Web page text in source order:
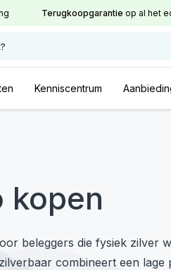
Terugkoopgarantie op al het
Kenniscentrum
kopen
beleggers die fysiek zilver
combineert een lage